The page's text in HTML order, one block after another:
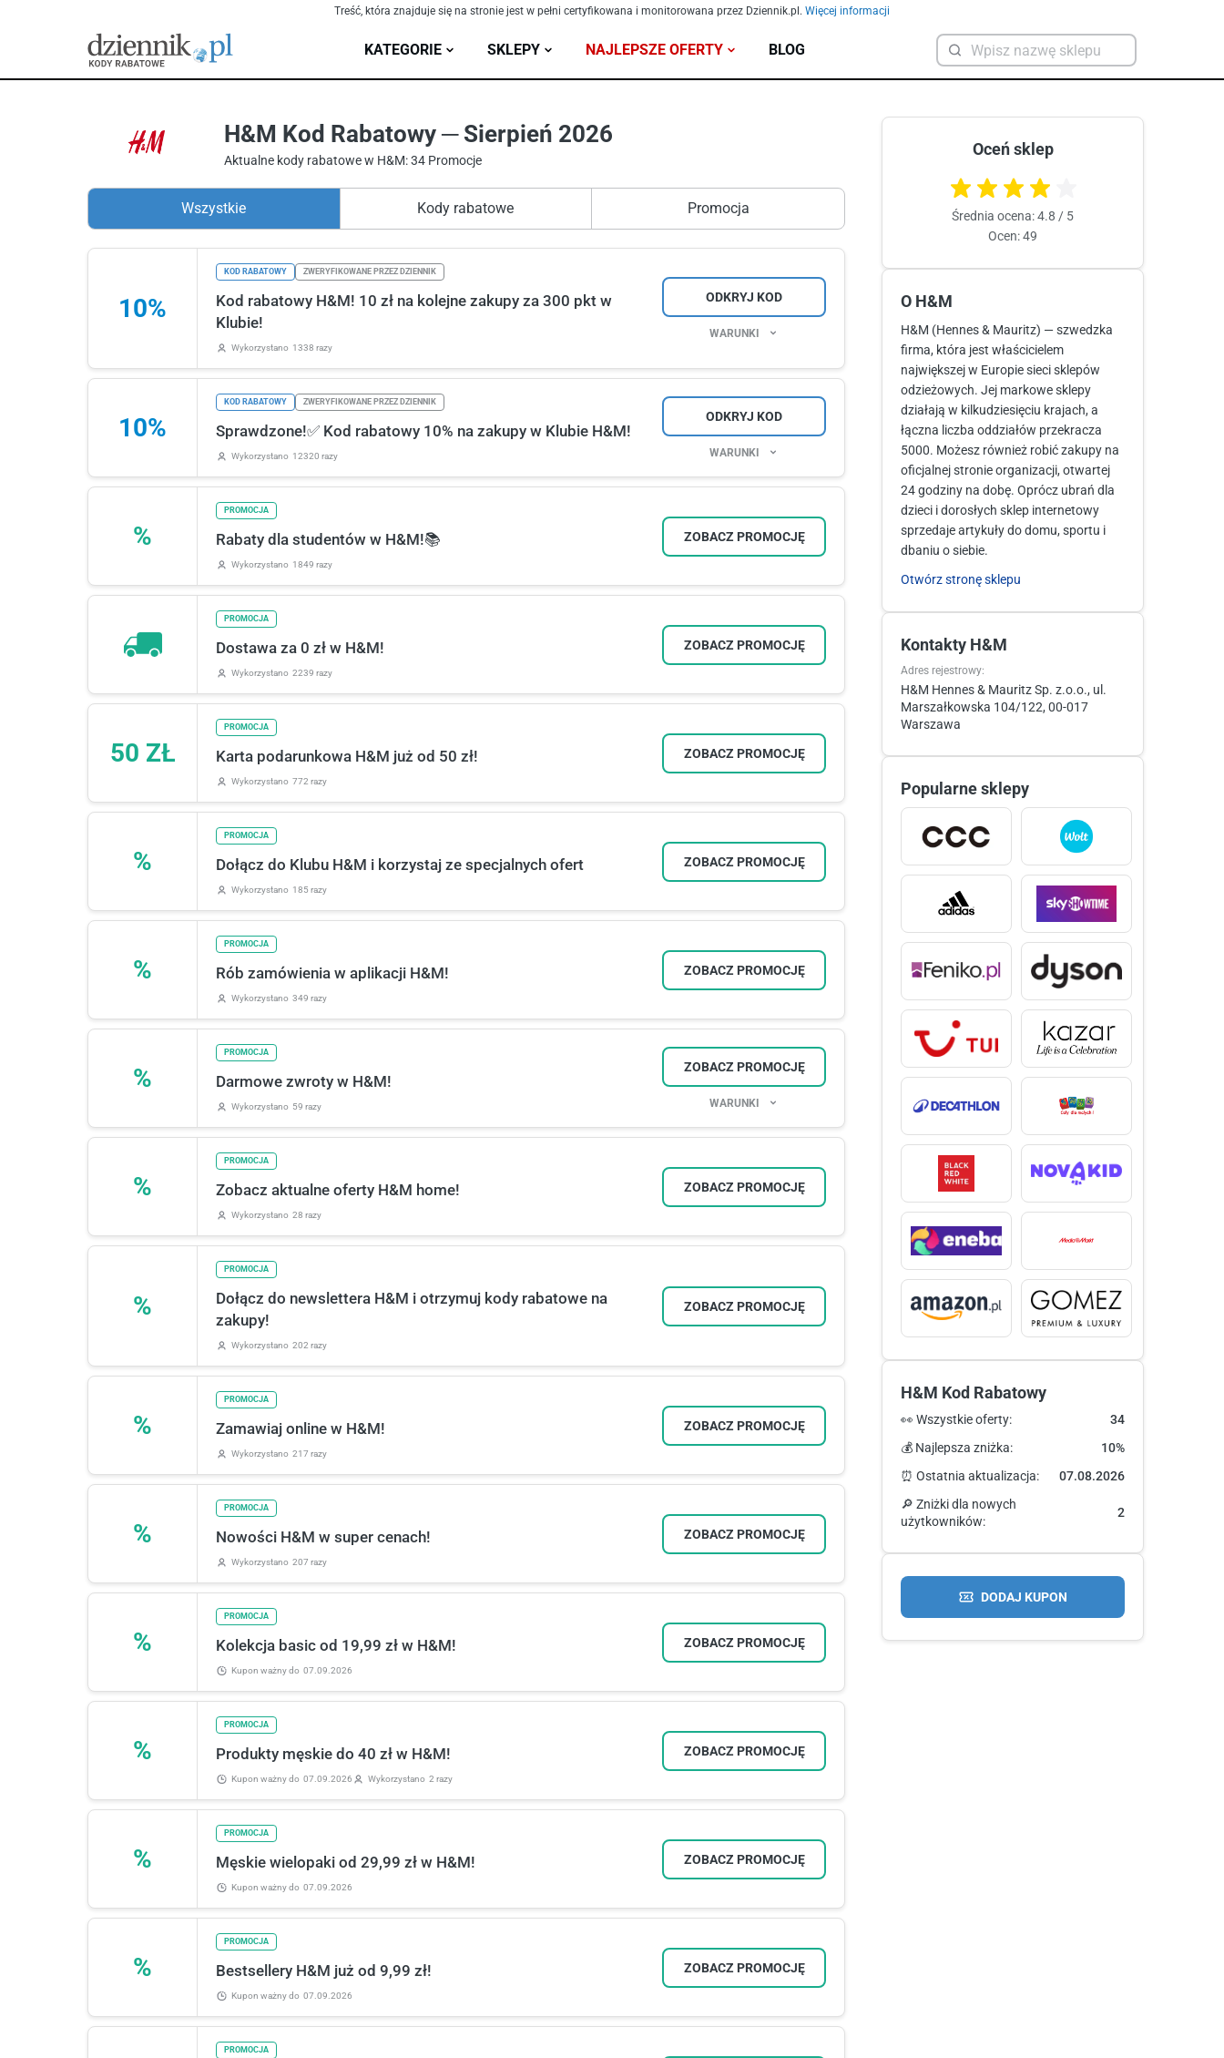
Treść, która znajduje się na stronie jest w pełni certyfikowana i monitorowana przez Dziennik.pl. Więcej informacji
KATEGORIE SKLEPY NAJLEPSZE OFERTY BLOG
H&M Kod Rabatowy ─ Sierpień 2026
Aktualne kody rabatowe w H&M: 34 Promocje
Wszystkie Kody rabatowe Promocja
10%
KOD RABATOWY ZWERYFIKOWANE PRZEZ DZIENNIK
Kod rabatowy H&M! 10 zł na kolejne zakupy za 300 pkt w
Klubie!
Wykorzystano 1338 razy
ODKRYJ KOD
WARUNKI
10%
KOD RABATOWY ZWERYFIKOWANE PRZEZ DZIENNIK
Sprawdzone!✅ Kod rabatowy 10% na zakupy w Klubie H&M!
Wykorzystano 12320 razy
ODKRYJ KOD
WARUNKI
%
PROMOCJA
Rabaty dla studentów w H&M!📚
Wykorzystano 1849 razy
ZOBACZ PROMOCJĘ
PROMOCJA
Dostawa za 0 zł w H&M!
Wykorzystano 2239 razy
ZOBACZ PROMOCJĘ
50 ZŁ
PROMOCJA
Karta podarunkowa H&M już od 50 zł!
Wykorzystano 772 razy
ZOBACZ PROMOCJĘ
%
PROMOCJA
Dołącz do Klubu H&M i korzystaj ze specjalnych ofert
Wykorzystano 185 razy
ZOBACZ PROMOCJĘ
%
PROMOCJA
Rób zamówienia w aplikacji H&M!
Wykorzystano 349 razy
ZOBACZ PROMOCJĘ
%
PROMOCJA
Darmowe zwroty w H&M!
Wykorzystano 59 razy
ZOBACZ PROMOCJĘ
WARUNKI
%
PROMOCJA
Zobacz aktualne oferty H&M home!
Wykorzystano 28 razy
ZOBACZ PROMOCJĘ
%
PROMOCJA
Dołącz do newslettera H&M i otrzymuj kody rabatowe na
zakupy!
Wykorzystano 202 razy
ZOBACZ PROMOCJĘ
%
PROMOCJA
Zamawiaj online w H&M!
Wykorzystano 217 razy
ZOBACZ PROMOCJĘ
%
PROMOCJA
Nowości H&M w super cenach!
Wykorzystano 207 razy
ZOBACZ PROMOCJĘ
%
PROMOCJA
Kolekcja basic od 19,99 zł w H&M!
Kupon ważnydo 07.09.2026
ZOBACZ PROMOCJĘ
%
PROMOCJA
Produkty męskie do 40 zł w H&M!
Kupon ważnydo 07.09.2026 Wykorzystano 2 razy
ZOBACZ PROMOCJĘ
%
PROMOCJA
Męskie wielopaki od 29,99 zł w H&M!
Kupon ważnydo 07.09.2026
ZOBACZ PROMOCJĘ
%
PROMOCJA
Bestsellery H&M już od 9,99 zł!
Kupon ważnydo 07.09.2026
ZOBACZ PROMOCJĘ
PROMOCJA
Oceń sklep
Średnia ocena: 4.8 / 5
Ocen: 49
O H&M
H&M (Hennes & Mauritz) — szwedzka
firma, która jest właścicielem
największej w Europie sieci sklepów
odzieżowych. Jej markowe sklepy
działają w kilkudziesięciu krajach, a
łączna liczba oddziałów przekracza
5000. Możesz również robić zakupy na
oficjalnej stronie organizacji, otwartej
24 godziny na dobę. Oprócz ubrań dla
dzieci i dorosłych sklep internetowy
sprzedaje artykuły do domu, sportu i
dbaniu o siebie.
Otwórz stronę sklepu
Kontakty H&M
Adres rejestrowy:
H&M Hennes & Mauritz Sp. z.o.o., ul.
Marszałkowska 104/122, 00-017
Warszawa
Popularne sklepy
H&M Kod Rabatowy
👀 Wszystkie oferty:
34
💰 Najlepsza zniżka:
10%
⏰ Ostatnia aktualizacja:
07.08.2026
🔎 Zniżki dla nowych
użytkowników:
2
DODAJ KUPON